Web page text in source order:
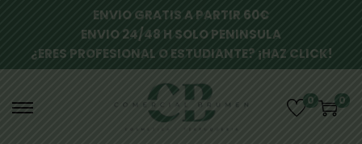
ENVIO GRATIS A PARTIR 60€
ENVIO 24/48 H SOLO PENINSULA
¿ERES PROFESIONAL O ESTUDIANTE? ¡HAZ CLICK!
0 0